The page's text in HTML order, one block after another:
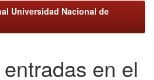
Universidad Nacional de
en el